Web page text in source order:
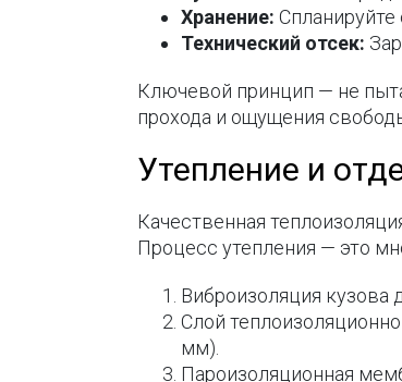
Хранение:
Технический отсек:
Ключевой принцип — не
прохода и ощущения
Утепление и
Качественная
Процесс утепления — это
Виброизоляция кузова
Слой
мм).
Пароизоляционная